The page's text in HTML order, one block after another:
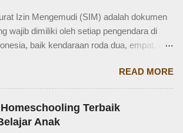
yang punya kese...
santai, tetapi juga saat menulis,
bahkan dalam lingkungan kerja
Mengenal istilah keluarga akan
diri atau menceritakan silsilah
Contohnya, dalam bahasa Inggris:
= Father Ibu = Mother Kakak laki-laki =
brother Adik perempuan = Younger sister
Izin Mengemudi (SIM) adalah dokumen
wajib dimiliki oleh setiap pengendara di
baik kendaraan roda dua, empat, dan
satunya adalah SIM D. Karena tidak
populer, banyak yang bertanya SIM D
pengendara apa ya? Mengenal SIM D,
dan Cara Membuatnya
webstite resmi humas.polri.go.id,
READ MORE
Terbaik
Anak